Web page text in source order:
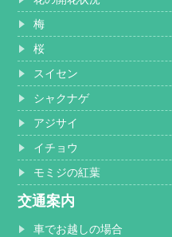
梅
桜
スイセン
シャクナゲ
アジサイ
イチョウ
モミジの紅葉
交通案内
車でお越しの場合